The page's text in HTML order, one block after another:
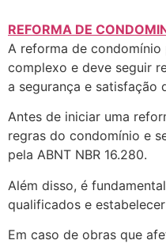
REFORMA DE
A reforma de
complexo e deve seguir
a segurança e satisfação
Antes de iniciar uma
regras do condomínio e
pela ABNT NBR 16.280.
Além disso, é
qualificados e
Em caso de obras que